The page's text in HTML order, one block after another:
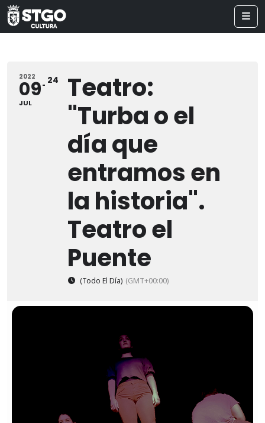
2022
09
JUL
24
Teatro:
"Turba o el
día que
entramos en
la historia".
Teatro el
Puente
(Todo El Día) (GMT+00:00)